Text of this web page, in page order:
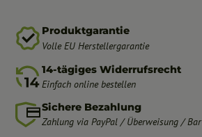
Produktgarantie
Volle EU Herstellergarantie
14-tägiges Widerrufsrecht
Einfach online bestellen
Sichere Bezahlung
Zahlung via PayPal / Überweisung / Bar